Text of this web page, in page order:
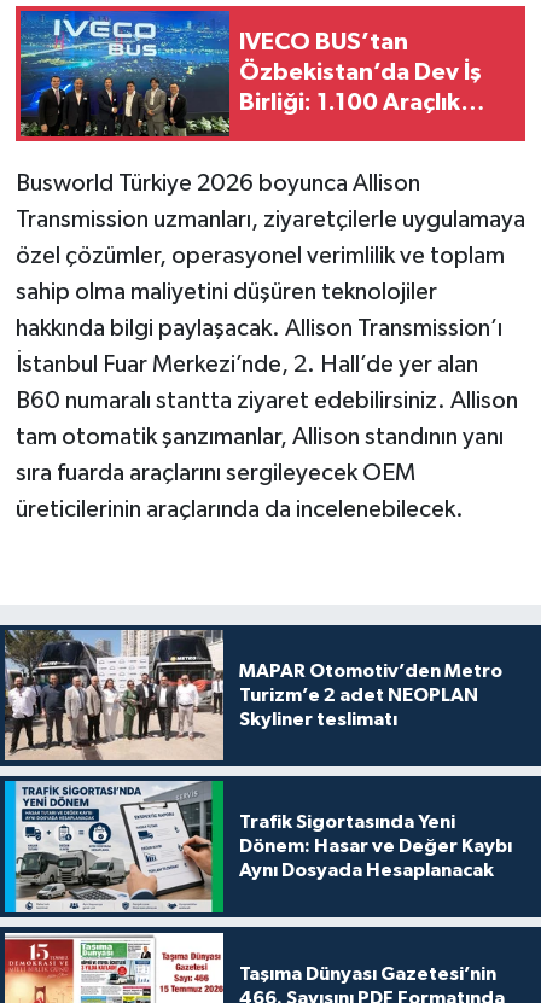
IVECO BUS’tan
Özbekistan’da Dev İş
Birliği: 1.100 Araçlık
Busworld Türkiye 2026 boyunca Allison
Transmission uzmanları, ziyaretçilerle uygulamaya
özel çözümler, operasyonel verimlilik ve toplam
sahip olma maliyetini düşüren teknolojiler
hakkında bilgi paylaşacak. Allison Transmission’ı
İstanbul Fuar Merkezi’nde, 2. Hall’de yer alan
B60 numaralı stantta ziyaret edebilirsiniz. Allison
tam otomatik şanzımanlar, Allison standının yanı
sıra fuarda araçlarını sergileyecek OEM
üreticilerinin araçlarında da incelenebilecek.
MAPAR Otomotiv’den Metro
Turizm’e 2 adet NEOPLAN
Skyliner teslimatı
Trafik Sigortasında Yeni
Dönem: Hasar ve Değer Kaybı
Aynı Dosyada Hesaplanacak
Taşıma Dünyası Gazetesi’nin
466. Sayısını PDF Formatında